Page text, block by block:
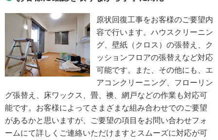
原状回復工事をお客様のご要望内
容で行います。ハウスクリーニン
グ、壁紙（クロス）の張替え、ク
ッションフロアの張替えなど対応
可能です。また、その他にも、エ
アコンクリーニング、フローリン
グ張替え、床ワックス、畳、襖、網戸などの作業も対応可
能です。お客様によってさまざまな組み合わせでのご要望
があるかと思いますが、ご要望の項目をお問い合わせフォ
ームにて詳しくご連絡いただけますとスムーズに対応が可